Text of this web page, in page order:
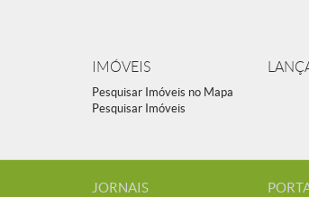
IMÓVEIS
Pesquisar Imóveis no Mapa
Pesquisar Imóveis
JORNAIS